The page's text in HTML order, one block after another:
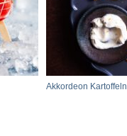
Akkordeon Kartoffeln